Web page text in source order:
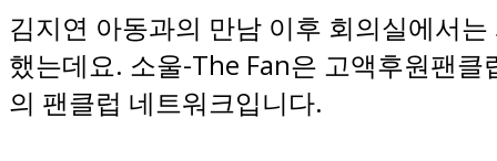
김지연 아동과의 만남 이후 회의실에서
했는데요. 소울-The Fan은 고액후원팬
의 팬클럽 네트워크입니다.